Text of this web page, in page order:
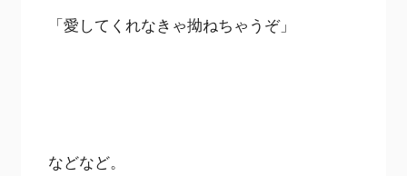
「愛してくれなきゃ拗ねちゃうぞ」
などなど。